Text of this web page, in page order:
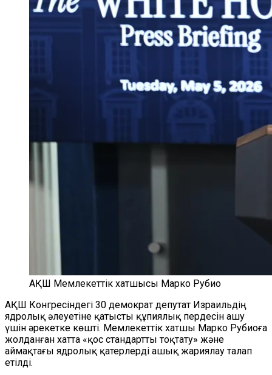
АҚШ Мемлекеттік хатшысы Марко Рубио
АҚШ Конгресіндегі 30 демократ депутат Израильдің
ядролық әлеуетіне қатысты құпиялық пердесін ашу
үшін әрекетке көшті. Мемлекеттік хатшы Марко Рубиоға
жолданған хатта «қос стандартты тоқтату» және
аймақтағы ядролық қатерлерді ашық жариялау талап
етілді.